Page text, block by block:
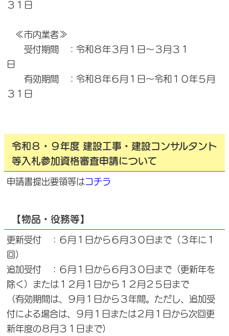
３１日
≪市内業者≫
受付期間 ：令和８年３月１日～３月３１
日
有効期間 ：令和８年６月１日～令和１０年５月
３１日
令和８・９年度 建設工事・建設コンサルタント
等入札参加資格審査申請について
申請書提出要領等はコチラ
【物品・役務等】
更新受付 ：６月１日から６月３０日まで（３年に１
回）
追加受付 ：６月１日から６月３０日まで（更新年を
除く）または１２月１日から１２月２５日まで
（有効期間は、９月１日から３年間。ただし、追加受
付による場合は、９月１日または２月１日から次回更
新年度の８月３１日まで）